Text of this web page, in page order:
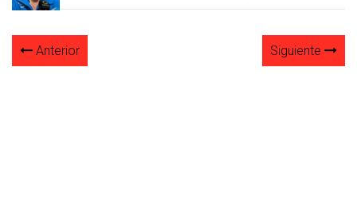
Anterior Siguiente